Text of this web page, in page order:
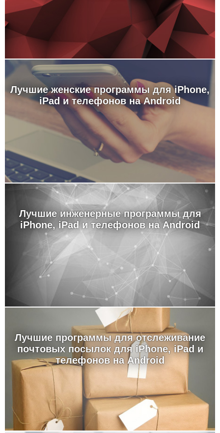
Лучшие женские программы для iPhone,
iPad и телефонов на Android
Лучшие инженерные программы для
iPhone, iPad и телефонов на Android
Лучшие программы для отслеживание
почтовых посылок для iPhone, iPad и
телефонов на Android